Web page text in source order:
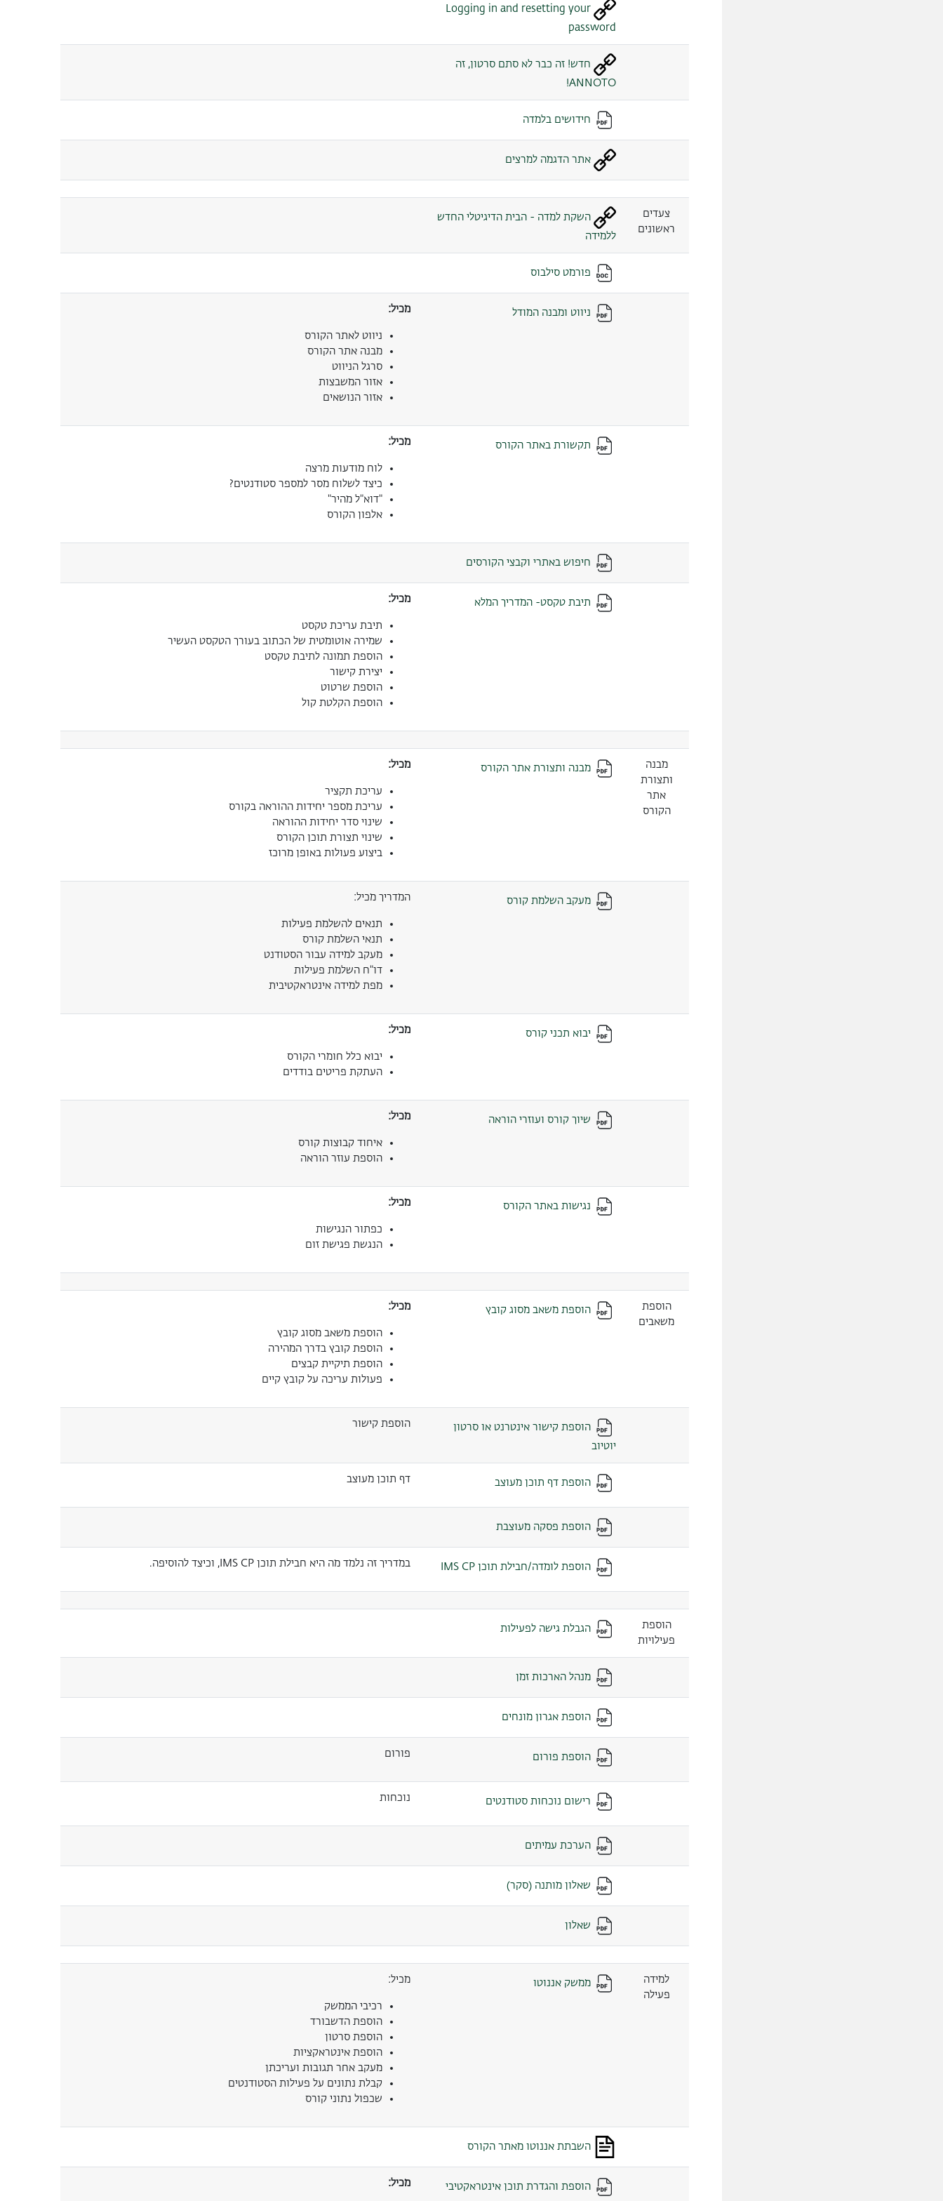
Logging in and resetting your
password
חדש! זה כבר לא סתם סרטון, זה
ANNOTO!
חידושים בלמדה
אתר הדגמה למרצים
צעדים
ראשונים
השקת למדה - הבית הדיגיטלי החדש
ללמידה
פורמט סילבוס
ניווט ומבנה המודל מכיל:
ניווט לאתר הקורס
מבנה אתר הקורס
סרגל הניווט
אזור המשבצות
אזור הנושאים
תקשורת באתר הקורס מכיל:
לוח מודעות מרצה
כיצד לשלוח מסר למספר סטודנטים?
"דוא"ל מהיר"
אלפון הקורס
חיפוש באתרי וקבצי הקורסים
תיבת טקסט- המדריך המלא מכיל:
תיבת עריכת טקסט
שמירה אוטומטית של הכתוב בעורך הטקסט העשיר
הוספת תמונה לתיבת טקסט
יצירת קישור
הוספת שרטוט
הוספת הקלטת קול
מבנה
ותצורת
אתר
הקורס
מבנה ותצורת אתר הקורס מכיל:
עריכת תקציר
עריכת מספר יחידות ההוראה בקורס
שינוי סדר יחידות ההוראה
שינוי תצורת תוכן הקורס
ביצוע פעולות באופן מרוכז
מעקב השלמת קורס המדריך מכיל:
תנאים להשלמת פעילות
תנאי השלמת קורס
מעקב למידה עבור הסטודנט
דו"ח השלמת פעילות
מפת למידה אינטראקטיבית
יבוא תכני קורס מכיל:
יבוא כלל חומרי הקורס
העתקת פריטים בודדים
שיוך קורס ועוזרי הוראה מכיל:
איחוד קבוצות קורס
הוספת עוזר הוראה
נגישות באתר הקורס מכיל:
כפתור הנגישות
הנגשת פגישת זום
הוספת
משאבים
הוספת משאב מסוג קובץ מכיל:
הוספת משאב מסוג קובץ
הוספת קובץ בדרך המהירה
הוספת תיקיית קבצים
פעולות עריכה על קובץ קיים
הוספת קישור אינטרנט או סרטון
יוטיוב
הוספת קישור
הוספת דף תוכן מעוצב דף תוכן מעוצב
הוספת פסקה מעוצבת
הוספת לומדה/חבילת תוכן IMS CP במדריך זה נלמד מה היא חבילת תוכן IMS CP, וכיצד להוסיפה.
הוספת
פעילויות
הגבלת גישה לפעילות
מנהל הארכות זמן
הוספת אגרון מונחים
הוספת פורום פורום
רישום נוכחות סטודנטים נוכחות
הערכת עמיתים
שאלון מותנה (סקר)
שאלון
למידה
פעילה
ממשק אננוטו מכיל:
רכיבי הממשק
הוספת הדשבורד
הוספת סרטון
הוספת אינטראקציות
מעקב אחר תגובות ועריכתן
קבלת נתונים על פעילות הסטודנטים
שכפול נתוני קורס
השבתת אננוטו מאתר הקורס
הוספת והגדרת תוכן אינטראקטיבי
מכיל: